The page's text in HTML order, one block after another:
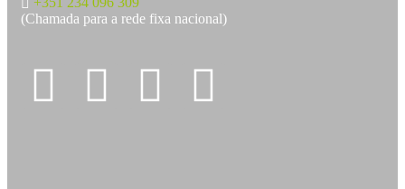
(Chamada para a rede fixa nacional)